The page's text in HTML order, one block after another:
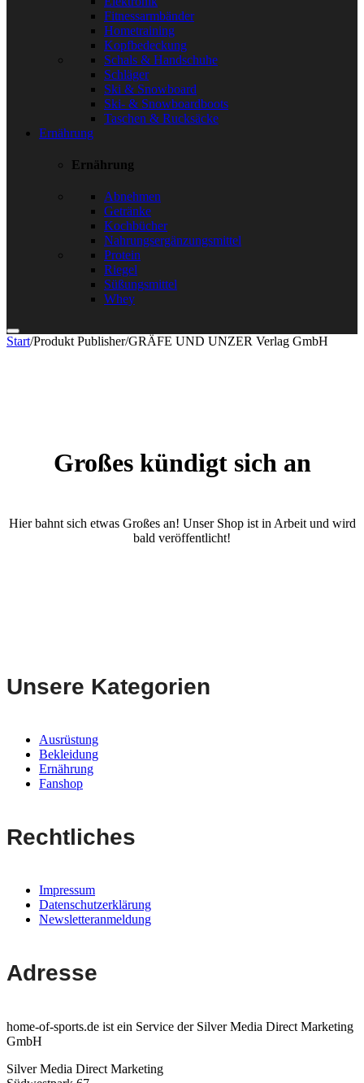
Fitnessarmbänder
Hometraining
Kopfbedeckung
Schals & Handschuhe
Schläger
Ski & Snowboard
Ski- & Snowboardboots
Taschen & Rucksäcke
Ernährung
Ernährung
Abnehmen
Getränke
Kochbücher
Nahrungsergänzungsmittel
Protein
Riegel
Süßungsmittel
Whey
Start/Produkt Publisher/GRÄFE UND UNZER Verlag GmbH
Großes kündigt sich an
Hier bahnt sich etwas Großes an! Unser Shop ist in Arbeit und wird
bald veröffentlicht!
Unsere Kategorien
Ausrüstung
Bekleidung
Ernährung
Fanshop
Rechtliches
Impressum
Datenschutzerklärung
Newsletteranmeldung
Adresse
home-of-sports.de ist ein Service der Silver Media Direct Marketing
GmbH
Silver Media Direct Marketing